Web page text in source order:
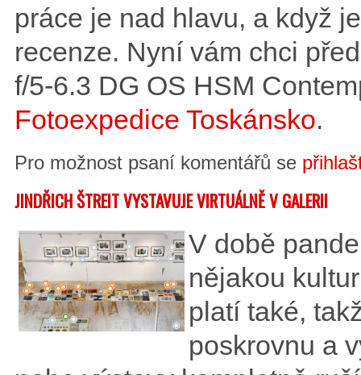
práce je nad hlavu, a když
recenze. Nyní vám chci
f/5-6.3 DG OS HSM
Fotoexpedice Toskánsko.
Pro možnost psaní komentářů se
JINDŘICH ŠTREIT VYSTAVUJE VIRTUÁLNĚ V GALERII
V době
nějakou
platí také,
poskrovnu a